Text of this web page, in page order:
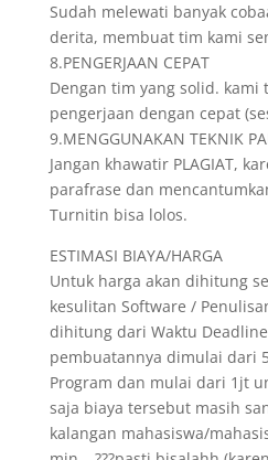
Sudah melewati banyak
derita, membuat tim kami
8.PENGERJAAN CEPAT
Dengan tim yang solid. kami
pengerjaan dengan cepat
9.MENGGUNAKAN TEKNIK
Jangan khawatir PLAGIAT,
parafrase dan
Turnitin bisa lolos.
ESTIMASI BIAYA/HARGA
Untuk harga akan dihitung
kesulitan Software /
dihitung dari Waktu
pembuatannya dimulai dari
Program dan mulai dari 1jt
saja biaya tersebut masih
kalangan mahasiswa/